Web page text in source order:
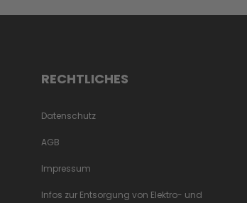
RECHTLICHES
Datenschutz
AGB
Impressum
Infos zur Entsorgung von Elektro- und